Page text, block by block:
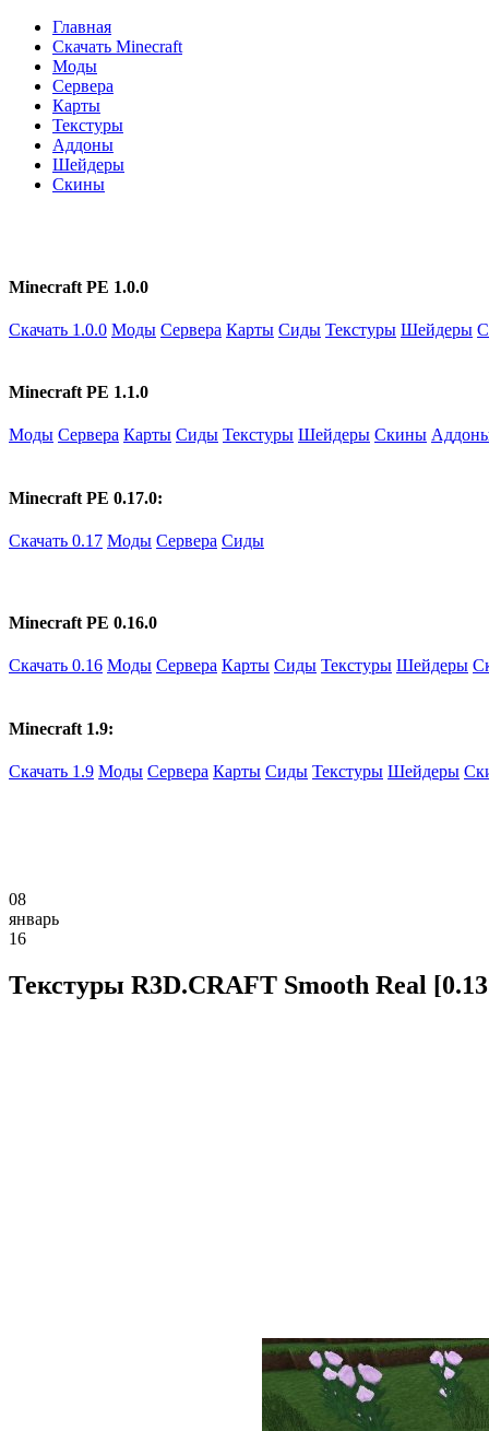
Главная
Скачать Minecraft
Моды
Сервера
Карты
Текстуры
Аддоны
Шейдеры
Скины
Minecraft PE 1.0.0
Скачать 1.0.0 Моды Сервера Карты Сиды Текстуры Шейдеры
Minecraft PE 1.1.0
Моды Сервера Карты Сиды Текстуры Шейдеры Скины
Minecraft PE 0.17.0:
Скачать 0.17 Моды Сервера Сиды
Minecraft PE 0.16.0
Скачать 0.16 Моды Сервера Карты Сиды Текстуры Шейдеры
Minecraft 1.9:
Скачать 1.9 Моды Сервера Карты Сиды Текстуры Шейдеры
08
январь
16
Текстуры R3D.CRAFT Smooth Real